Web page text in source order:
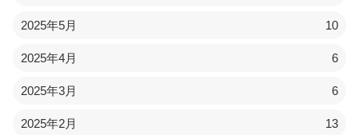
2025年5月 10
2025年4月 6
2025年3月 6
2025年2月 13